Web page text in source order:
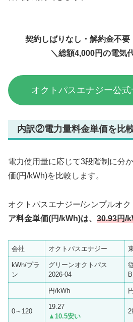
契約しばりなし・解約金不
＼ 総額4,000円の電気
オクトパスエナジー公
内訳②電力量料金単価を比
電力使用量に応じて3段階制に分
価(円/kWh)を比較します。
オクトパスエナジー/シンプルオ
ア料金単価(円/kWh)は、 30.93円/
会社 オクトパスエナジー
kWh/プラ
ン
グリーンオクトパス
2026-04
B
円/kWh
0～120
19.27
▲10.5安い